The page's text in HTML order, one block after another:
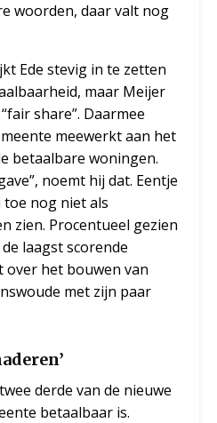
woorden, daar valt nog
Ede stevig in te zetten
maar Meijer
share”. Daarmee
meewerkt aan het
betaalbare woningen.
noemt hij dat. Eentje
toe nog niet als
zien. Procentueel gezien
laagst scorende
over het bouwen van
met zijn paar
derde van de nieuwe
betaalbaar is.